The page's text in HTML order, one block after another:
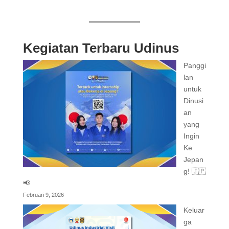
Kegiatan Terbaru Udinus
Panggi
lan
untuk
Dinusi
an
yang
Ingin
Ke
Jepan
g! 🇯🇵
📢
Februari 9, 2026
Keluar
ga